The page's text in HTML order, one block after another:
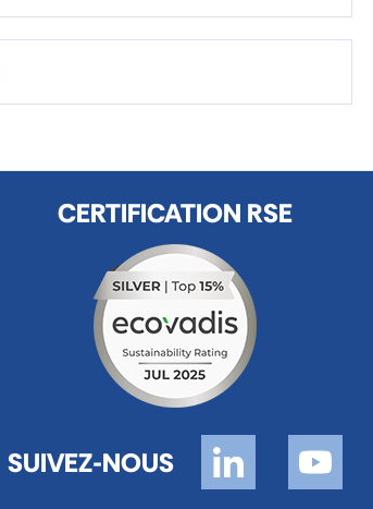
CERTIFICATION RSE
SUIVEZ-NOUS